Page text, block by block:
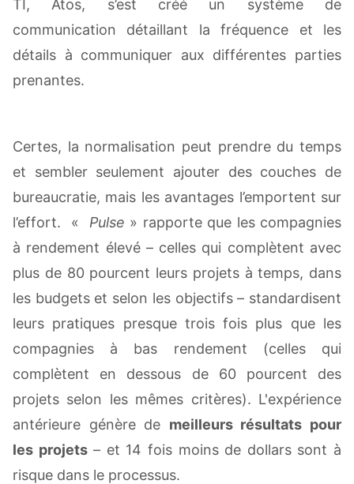
TI, Atos, s’est créé un système de
communication détaillant la fréquence et les
détails à communiquer aux différentes parties
prenantes.
Certes, la normalisation peut prendre du temps
et sembler seulement ajouter des couches de
bureaucratie, mais les avantages l’emportent sur
l’effort. « Pulse » rapporte que les compagnies
à rendement élevé – celles qui complètent avec
plus de 80 pourcent leurs projets à temps, dans
les budgets et selon les objectifs – standardisent
leurs pratiques presque trois fois plus que les
compagnies à bas rendement (celles qui
complètent en dessous de 60 pourcent des
projets selon les mêmes critères). L'expérience
antérieure génère de meilleurs résultats pour
les projets– et 14 fois moins de dollars sont à
risque dans le processus.